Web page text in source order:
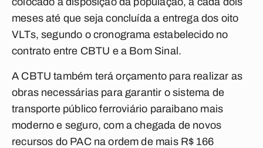
meses até que seja concluída a entrega dos oito
VLTs, segundo o cronograma estabelecido no
contrato entre CBTU e a Bom Sinal.
A CBTU também terá orçamento para realizar as
obras necessárias para garantir o sistema de
transporte público ferroviário paraibano mais
moderno e seguro, com a chegada de novos
recursos do PAC na ordem de mais R$ 166